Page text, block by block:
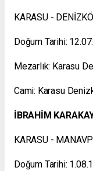
KARASU -
Doğum Tarihi:
Mezarlık: Karasu
Cami: Karasu
İBRAHİM
KARASU -
Doğum Tarihi: